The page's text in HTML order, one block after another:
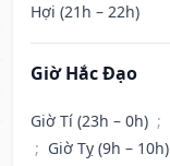
Hợi (21h – 22h)
Giờ Hắc Đạo
Giờ Tí (23h – 0h) ;
; Giờ Tỵ (9h – 10h)